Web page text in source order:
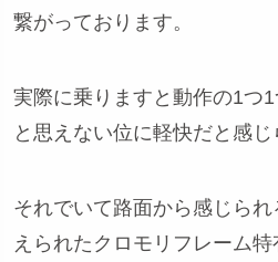
繋がっております。
実際に乗りますと動作の1つ
と思えない位に軽快だと感じ
それでいて路面から感じら
えられたクロモリフレーム